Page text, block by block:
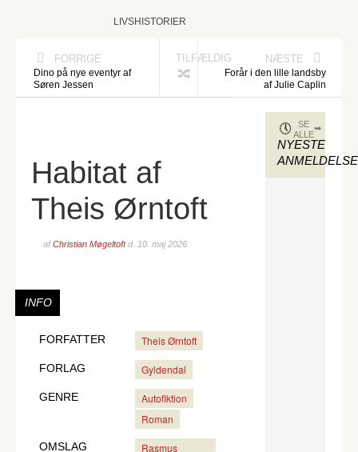
LIVSHISTORIER
FORRIGE
Dino på nye eventyr af
Søren Jessen
TILFÆLDIG NÆSTE
Forår i den lille landsby
af Julie Caplin
Habitat af
Theis Ørntoft
afChristian Møgeltoftd. 10. maj 2026
INFO
FORFATTER Theis Ørntoft
FORLAG Gyldendal
GENRE
Autofiktion
Roman
OMSLAG
Rasmus
NYESTE
SE
ALLE